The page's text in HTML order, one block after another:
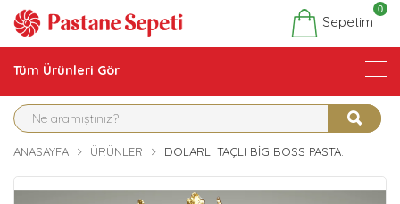
Sepetim
0
Tüm Ürünleri Gör
ANASAYFA ÜRÜNLER DOLARLI TAÇLI BIG BOSS PASTA.